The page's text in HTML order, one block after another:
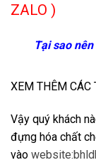
ZALO )
Tại sao
XEM THÊM CÁC
Vậy quý khách
đựng hóa chất
vào